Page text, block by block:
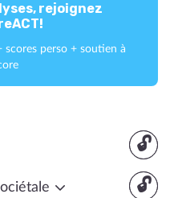
rejoignez
scores perso + soutien à
🔓
🔓